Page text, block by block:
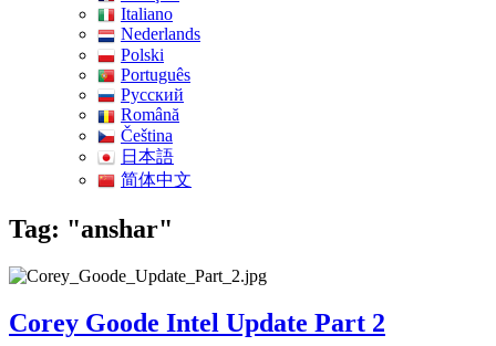
Italiano
Nederlands
Polski
Português
Pусский
Română
Čeština
日本語
简体中文
Tag: "anshar"
Corey Goode Intel Update Part 2